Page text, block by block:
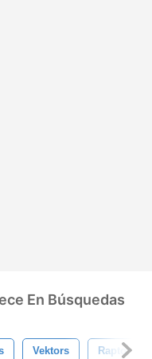
En Búsquedas
Vektors Rapto